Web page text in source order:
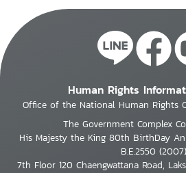
Human Rights
Office of the National Human Rights
The Government Complex
His Majesty the King 80th BirthDay
B.E.2550 (2007)
7th Floor 120 Chaengwattana Road,